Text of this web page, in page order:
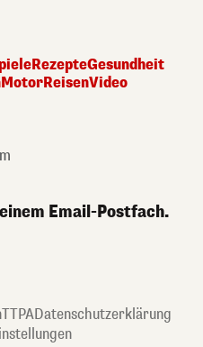
RezepteGesundheit
MotorReisenVideo
Email-Postfach.
TTPADatenschutzerklärung